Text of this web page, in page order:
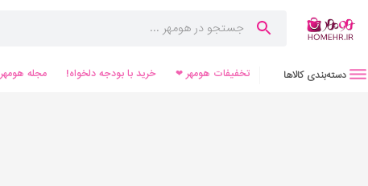
دسته‌بندی کالاها تخفیفات هومهر ❤ خرید با بودجه دلخواه! مجله هومهر